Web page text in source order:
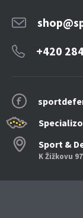
Sport &
K Žižkovu
+420